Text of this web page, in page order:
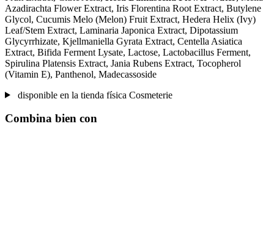
Azadirachta Flower Extract, Iris Florentina Root Extract, Butylene
Glycol, Cucumis Melo (Melon) Fruit Extract, Hedera Helix (Ivy)
Leaf/Stem Extract, Laminaria Japonica Extract, Dipotassium
Glycyrrhizate, Kjellmaniella Gyrata Extract, Centella Asiatica
Extract, Bifida Ferment Lysate, Lactose, Lactobacillus Ferment,
Spirulina Platensis Extract, Jania Rubens Extract, Tocopherol
(Vitamin E), Panthenol, Madecassoside
disponible en la tienda física Cosmeterie
Combina bien con